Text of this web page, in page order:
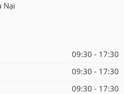
Nại
09:30 - 17:30
09:30 - 17:30
09:30 - 17:30